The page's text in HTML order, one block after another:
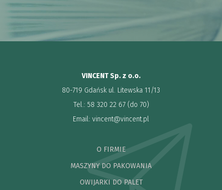
VINCENT Sp. z o.o.
80-719 Gdańsk ul. Litewska 11/13
Tel.: 58 320 22 67 (do 70)
Email: vincent@vincent.pl
O FIRMIE
MASZYNY DO PAKOWANIA
OWIJARKI DO PALET